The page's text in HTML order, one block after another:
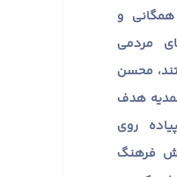
و
مردمی
محسن
هدف
روی
فرهنگ